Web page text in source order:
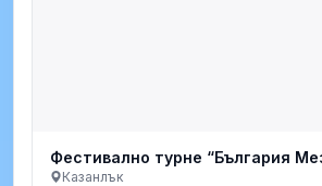
Фестивално турне “България
Казанлък